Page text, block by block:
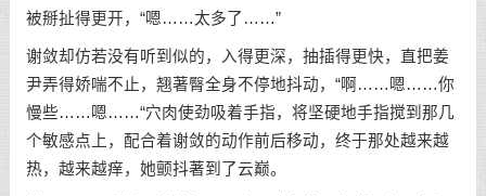
被掰扯得更开，“嗯……太多了……”
谢敛却仿若没有听到似的，入得更深，抽插得更快，直把姜
尹弄得娇喘不止，翘著臀全身不停地抖动，“啊……嗯……你
慢些……嗯……“穴肉使劲吸着手指，将坚硬地手指搅到那几
个敏感点上，配合着谢敛的动作前后移动，终于那处越来越
热，越来越痒，她颤抖著到了云巅。